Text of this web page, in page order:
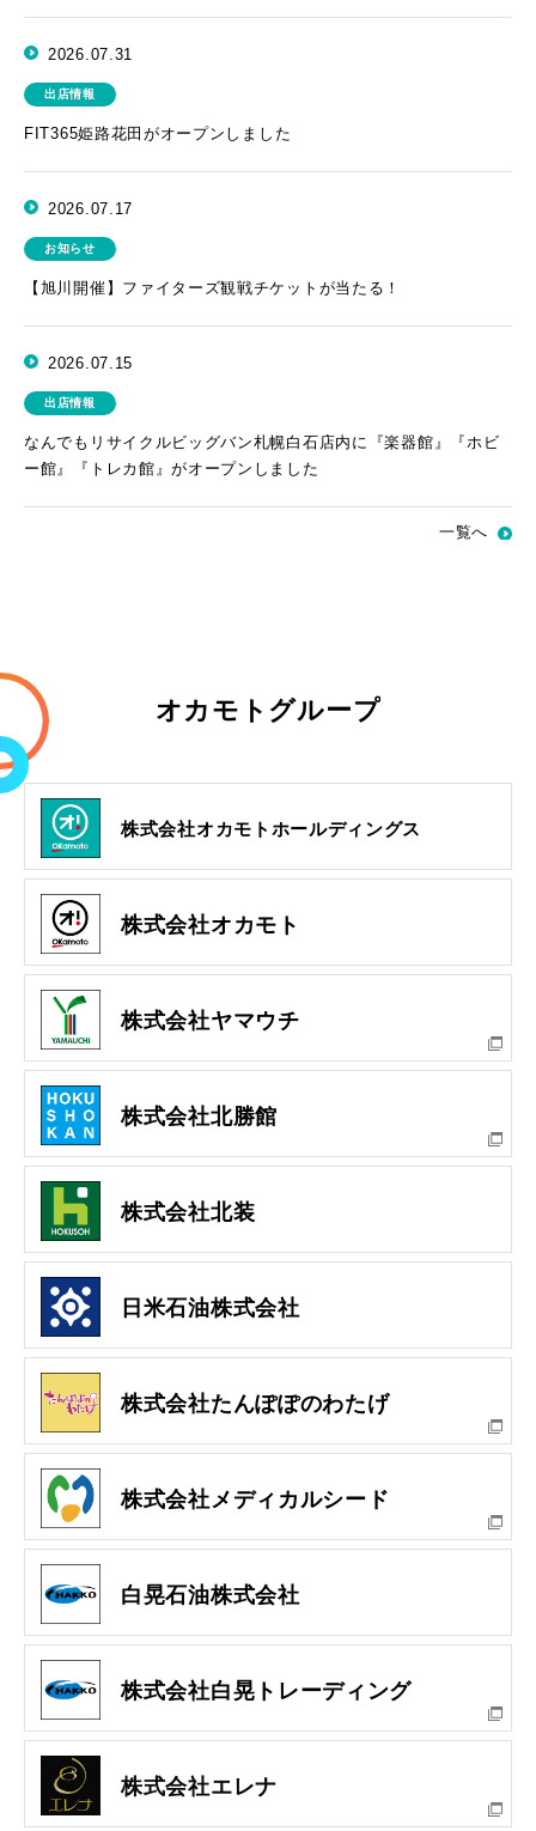
2026.07.31
出店情報
FIT365姫路花田がオープンしました
2026.07.17
お知らせ
【旭川開催】ファイターズ観戦チケットが当たる！
2026.07.15
出店情報
なんでもリサイクルビッグバン札幌白石店内に『楽器館』『ホビ
ー館』『トレカ館』がオープンしました
一覧へ
オカモトグループ
株式会社オカモトホールディングス
株式会社オカモト
株式会社ヤマウチ
株式会社北勝館
株式会社北装
日米石油株式会社
株式会社たんぽぽのわたげ
株式会社メディカルシード
白晃石油株式会社
株式会社白晃トレーディング
株式会社エレナ